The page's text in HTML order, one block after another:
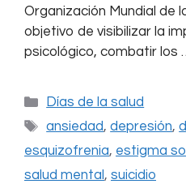
Organización Mundial de
objetivo de visibilizar la
psicológico, combatir los
Categorías
Días de la salud
Etiquetas
ansiedad,depresión,
esquizofrenia, estigma
salud mental , suicidio